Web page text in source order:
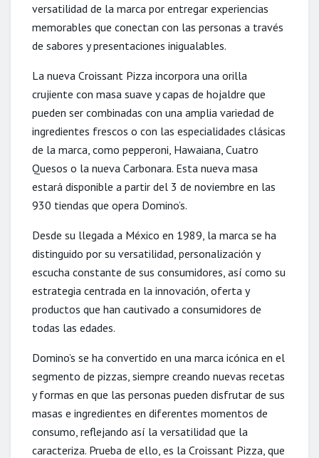
versatilidad de la marca por entregar experiencias
memorables que conectan con las personas a través
de sabores y presentaciones inigualables.
La nueva Croissant Pizza incorpora una orilla
crujiente con masa suave y capas de hojaldre que
pueden ser combinadas con una amplia variedad de
ingredientes frescos o con las especialidades clásicas
de la marca, como pepperoni, Hawaiana, Cuatro
Quesos o la nueva Carbonara. Esta nueva masa
estará disponible a partir del 3 de noviembre en las
930 tiendas que opera Domino’s.
Desde su llegada a México en 1989, la marca se ha
distinguido por su versatilidad, personalización y
escucha constante de sus consumidores, así como su
estrategia centrada en la innovación, oferta y
productos que han cautivado a consumidores de
todas las edades.
Domino’s se ha convertido en una marca icónica en el
segmento de pizzas, siempre creando nuevas recetas
y formas en que las personas pueden disfrutar de sus
masas e ingredientes en diferentes momentos de
consumo, reflejando así la versatilidad que la
caracteriza. Prueba de ello, es la Croissant Pizza, que